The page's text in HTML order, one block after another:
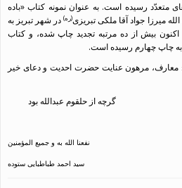
رسیده است. به عنوان نمونه کتاب «باده
میرزا جواد آقا ملکی تبریزی(ره)در شهر تبریز به
اکنون بیش از ده مرتبه تجدید چاپ شده، و کتاب
به چاپ چهارم رسیده است.
مرهون عنایت حضرت احدیت و دعای خیر
بود گرچه از حلقوم عبدالله بود
نفعنا الله به و جمیع المؤمنین
سید احمد طباطبایی ستوده